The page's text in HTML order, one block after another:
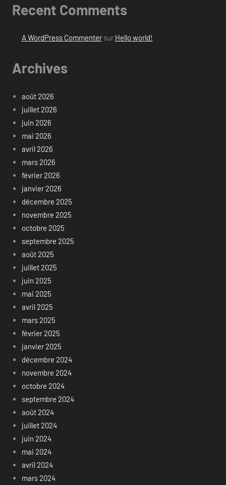
Recent Comments
A WordPress Commentersur Hello world!
Archives
août 2026
juillet 2026
juin 2026
mai 2026
avril 2026
mars 2026
février 2026
janvier 2026
décembre 2025
novembre 2025
octobre 2025
septembre 2025
août 2025
juillet 2025
juin 2025
mai 2025
avril 2025
mars 2025
février 2025
janvier 2025
décembre 2024
novembre 2024
octobre 2024
septembre 2024
août 2024
juillet 2024
juin 2024
mai 2024
avril 2024
mars 2024